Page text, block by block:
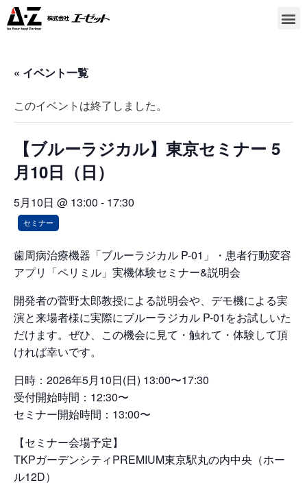
« イベント一覧
このイベントは終了しました。
【ブルーラジカル】東京セミナー 5
月10日（日）
5月10日 @ 13:00 - 17:30
セミナー
歯周病治療機器「ブルーラジカル P-01」・患者行動変容
アプリ「ペリミル」実機体験セミナー&説明会
開発者の菅野太郎教授による説明会や、デモ機による実
演と来場者様に実際にブルーラジカル P-01をお試しいた
だけます。ぜひ、この機会に見て・触れて・体験して頂
ければ幸いです。
日時：2026年5月10日(日) 13:00〜17:30
受付開始時間：12:30〜
セミナー開始時間：13:00〜
【セミナー会場予定】
TKPガーデンシティPREMIUM東京駅丸の内中央（ホー
ル12D）